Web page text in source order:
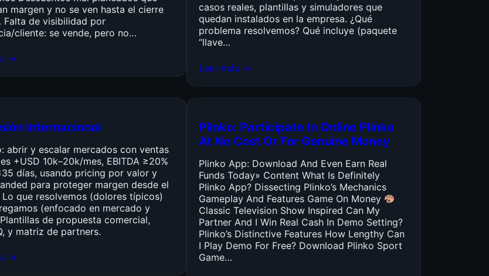
margen y no se ven hasta el cierre
Falta de visibilidad por
cliente: se vende, pero no…
→
casos reales, plantillas y simuladores que
quedan instalados en la empresa. ¿Qué
problema resolvemos? Qué incluye (paquete
“llave…
Leer más →
Internacional
abrir y escalar mercados con ventas
+USD 10k–20k/mes, EBITDA ≥20%
días, usando pricing por valor y
para proteger margen desde el
Lo que resolvemos (dolores típicos)
(enfocado en mercado y
de propuesta comercial,
y matriz de partners.
→
Plinko: Participate In Online Plinko
At No Cost Or For Genuine Money
Plinko App: Download And Even Earn Real
Funds Today» Content What Is Definitely
Plinko App? Dissecting Plinko’s Mechanics
Gameplay And Features Game On Money
Classic Television Show Inspired Can My
Partner And I Win Real Cash In Demo Setting?
Plinko’s Distinctive Features How Lengthy Can
I Play Demo For Free? Download Plinko Sport
Game…